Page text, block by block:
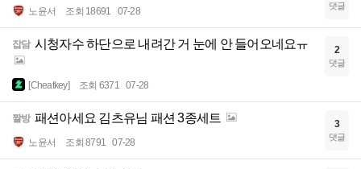
노윤서 조회 18691 07-28 댓글
잡담 시청자수 하단으로 내려간 거 눈에 안 들어오네요ㅠ
[Cheatkey] 조회 6371 07-28
2
댓글
짤방 패션아세요 김츠유님 패션 3종세트
노윤서 조회 8791 07-28
3
댓글